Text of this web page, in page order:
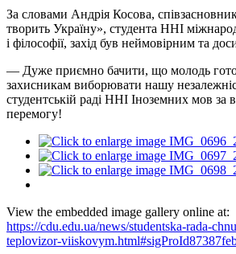
За словами Андрія Косова,
творить Україну», студента ННІ
і філософії, захід був неймовірним та
— Дуже приємно бачити, що молодь
захисникам виборювати нашу
студентській раді ННІ Іноземних мов за
перемогу!
View the embedded image gallery online at:
https://cdu.edu.ua/news/studentska-rada-
teplovizor-